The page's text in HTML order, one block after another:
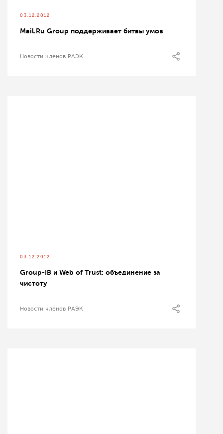
03.12.2012
Mail.Ru Group поддерживает битвы умов
Новости членов РАЭК
03.12.2012
Group-IB и Web of Trust: объединение за
чистоту
Новости членов РАЭК